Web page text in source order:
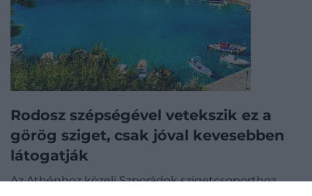
Rodosz szépségével vetekszik ez a
görög sziget, csak jóval kevesebben
látogatják
Az Athénhoz közeli Szporádok szigetcsoporthoz